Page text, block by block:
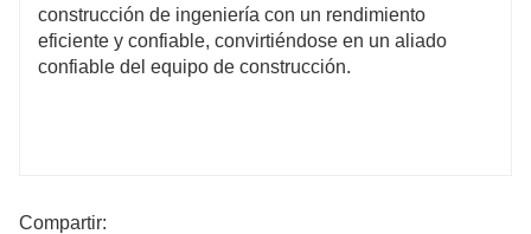
construcción de ingeniería con un rendimiento
eficiente y confiable, convirtiéndose en un aliado
confiable del equipo de construcción.
Compartir: